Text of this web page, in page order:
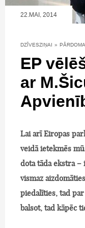
22.MAI, 2014
DZĪVESZIŅAI »
EP
ar
Lai arī Eiropas
veidā ietekmēs
dota tāda ekstra –
vismaz
piedalīties, tad
balsot, tad kāpēc